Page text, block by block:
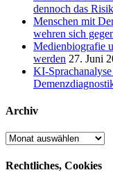
dennoch das
Menschen mit
wehren sich
Medienbiografie
werden 27. Juni
KI-
Archiv
Archiv
Rechtliches, Cookies